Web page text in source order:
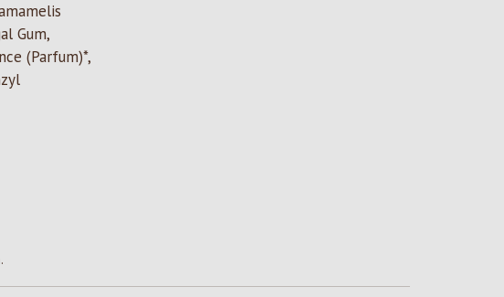
Gum,
(Parfum)*,